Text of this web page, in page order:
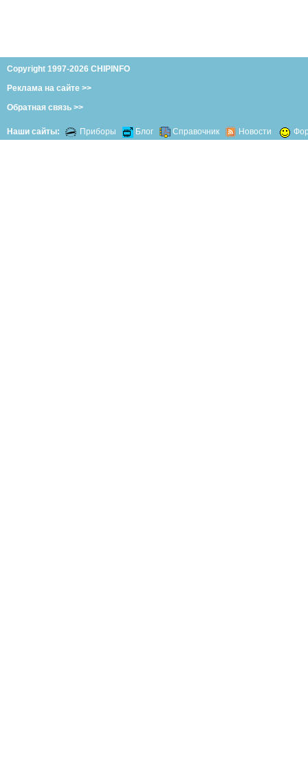
Copyright 1997-2026 CHIPINFO
Реклама на сайте >>
Обратная связь >>
Наши сайты: Приборы Блог Справочник Новости